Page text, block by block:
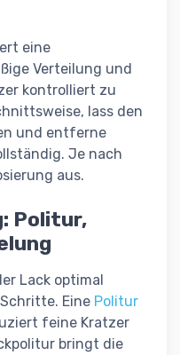
eine
Verteilung und
kontrolliert zu
lass den
und entferne
Je nach
aus.
Politur,
Lack optimal
Eine Politur
feine Kratzer
bringt die